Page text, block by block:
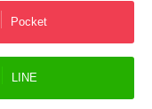
Pocket
LINE